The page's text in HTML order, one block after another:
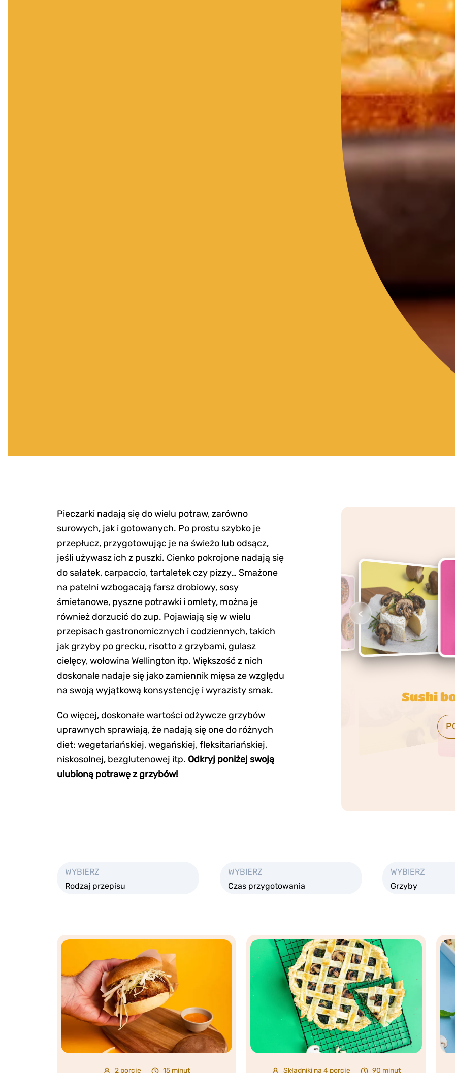
Pieczarki nadają się do wielu potraw, zarówno
surowych, jak i gotowanych. Po prostu szybko je
przepłucz, przygotowując je na świeżo lub odsącz,
jeśli używasz ich z puszki. Cienko pokrojone nadają się
do sałatek, carpaccio, tartaletek czy pizzy… Smażone
na patelni wzbogacają farsz drobiowy, sosy
śmietanowe, pyszne potrawki i omlety, można je
również dorzucić do zup. Pojawiają się w wielu
przepisach gastronomicznych i codziennych, takich
jak grzyby po grecku, risotto z grzybami, gulasz
cielęcy, wołowina Wellington itp. Większość z nich
doskonale nadaje się jako zamiennik mięsa ze względu
na swoją wyjątkową konsystencję i wyrazisty smak.
Co więcej, doskonałe wartości odżywcze grzybów
uprawnych sprawiają, że nadają się one do różnych
diet: wegetariańskiej, wegańskiej, fleksitariańskiej,
niskosolnej, bezglutenowej itp. Odkryj poniżej swoją
ulubioną potrawę z grzybów!
<
WYBIERZ
Rodzaj przepisu
WYBIERZ
Czas przygotowania
WYBIERZ
Grzyby
2 porcje 15 minut Składniki na 4 porcje 90 minut